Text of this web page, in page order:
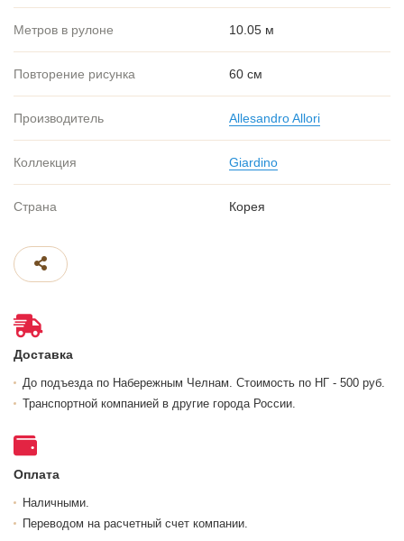
Метров в рулоне 10.05 м
Повторение рисунка 60 см
Производитель Allesandro Allori
Коллекция Giardino
Страна Корея
Доставка
До подъезда по Набережным Челнам. Стоимость по НГ - 500 руб.
Транспортной компанией в другие города России.
Оплата
Наличными.
Переводом на расчетный счет компании.